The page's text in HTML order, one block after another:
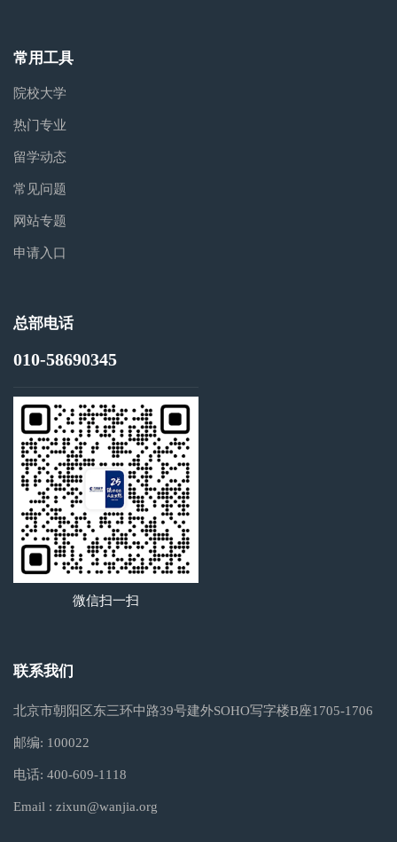
常用工具
院校大学
热门专业
留学动态
常见问题
网站专题
申请入口
总部电话
010-58690345
微信扫一扫
联系我们
北京市朝阳区东三环中路39号建外SOHO写字楼B座1705-1706
邮编: 100022
电话: 400-609-1118
Email : zixun@wanjia.org